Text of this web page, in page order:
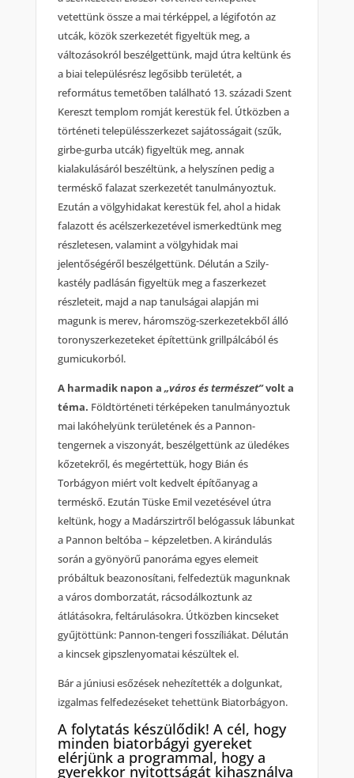
vetettünk össze a mai térképpel, a légifotón az
utcák, közök szerkezetét figyeltük meg, a
változásokról beszélgettünk, majd útra keltünk és
a biai településrész legősibb területét, a
református temetőben található 13. századi Szent
Kereszt templom romját kerestük fel. Útközben a
történeti településszerkezet sajátosságait (szűk,
girbe-gurba utcák) figyeltük meg, annak
kialakulásáról beszéltünk, a helyszínen pedig a
terméskő falazat szerkezetét tanulmányoztuk.
Ezután a völgyhidakat kerestük fel, ahol a hidak
falazott és acélszerkezetével ismerkedtünk meg
részletesen, valamint a völgyhidak mai
jelentőségéről beszélgettünk. Délután a Szily-
kastély padlásán figyeltük meg a faszerkezet
részleteit, majd a nap tanulságai alapján mi
magunk is merev, háromszög-szerkezetekből álló
toronyszerkezeteket építettünk grillpálcából és
gumicukorból.
A harmadik napon a„város és természet”volt a
téma. Földtörténeti térképeken tanulmányoztuk
mai lakóhelyünk területének és a Pannon-
tengernek a viszonyát, beszélgettünk az üledékes
kőzetekről, és megértettük, hogy Bián és
Torbágyon miért volt kedvelt építőanyag a
terméskő. Ezután Tüske Emil vezetésével útra
keltünk, hogy a Madárszirtről belógassuk lábunkat
a Pannon beltóba – képzeletben. A kirándulás
során a gyönyörű panoráma egyes elemeit
próbáltuk beazonosítani, felfedeztük magunknak
a város domborzatát, rácsodálkoztunk az
átlátásokra, feltárulásokra. Útközben kincseket
gyűjtöttünk: Pannon-tengeri fosszíliákat. Délután
a kincsek gipszlenyomatai készültek el.
Bár a júniusi esőzések nehezítették a dolgunkat,
izgalmas felfedezéseket tehettünk Biatorbágyon.
A folytatás készülődik! A cél, hogy
minden biatorbágyi gyereket
elérjünk a programmal, hogy a
gyerekkor nyitottságát kihasználva